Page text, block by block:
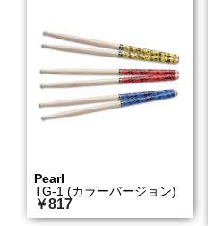
Pearl
TG-1 (カラーバージョン)
￥817